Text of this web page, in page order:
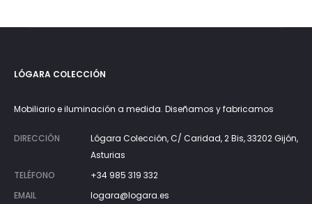
LÓGARA COLECCIÓN
Mobiliario e iluminación a medida. Diseñamos y fabricamos
DIRECCIÓN
Lógara Colección, C/ Caridad, 2 Bis, 33202 Gijón,
Asturias
TELÉFONO
+34 985 319 332
EMAIL
logara@logara.es